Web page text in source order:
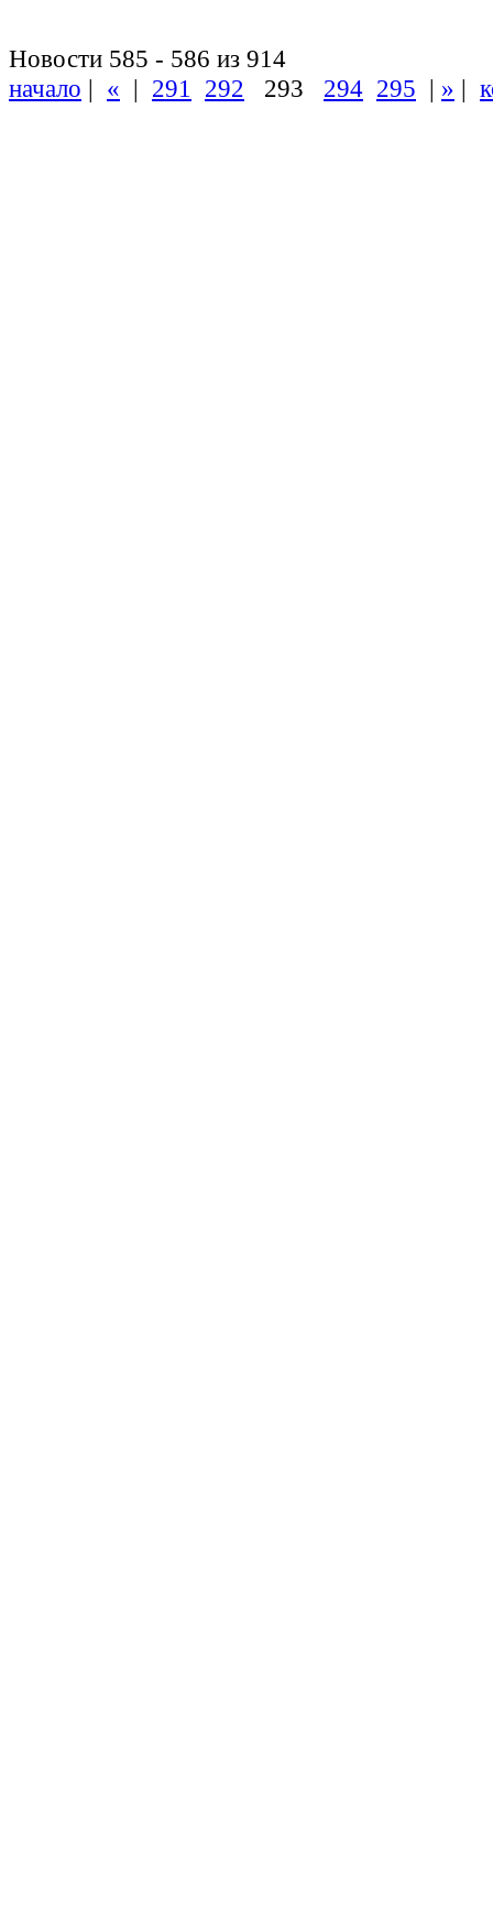
Новости 585 - 586 из 914
начало | « | 291 292 293 294 295 | » |